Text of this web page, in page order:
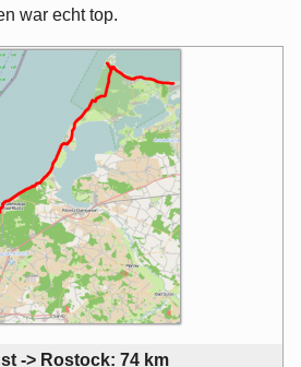
war echt top.
-> Rostock: 74 km